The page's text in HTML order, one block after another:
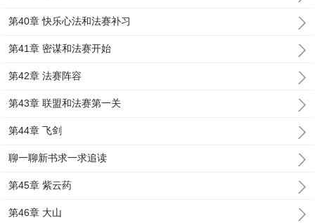
第40章 快乐心法和法赛补习
第41章 密谋和法赛开始
第42章 法赛阵容
第43章 联盟和法赛第一关
第44章 飞剑
聊一聊新书求一求追读
第45章 紫云药
第46章 大山